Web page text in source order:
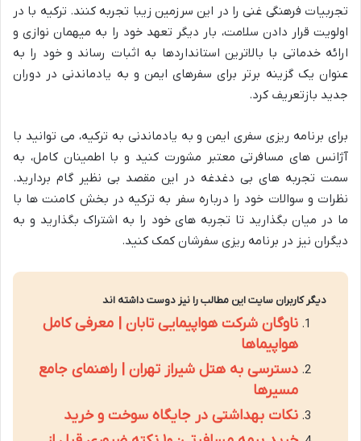
تجربیات فرهنگی غنی را در این سرزمین زیبا تجربه کنند. ترکیه با در
اولویت قرار دادن سلامت، بار دیگر تعهد خود را به میهمان نوازی و
ارائه خدماتی با بالاترین استانداردها به اثبات رساند و خود را به
عنوان یک گزینه برتر برای سفرهای ایمن و به یادماندنی در دوران
جدید بازتعریف کرد.
برای برنامه ریزی سفری ایمن و به یادماندنی به ترکیه، می توانید با
آژانس های مسافرتی معتبر مشورت کنید و با اطمینان کامل، به
سمت تجربه های بی دغدغه در این مقصد بی نظیر گام بردارید.
نظرات و سوالات خود را درباره سفر به ترکیه در بخش کامنت ها با
ما در میان بگذارید تا تجربه های خود را به اشتراک بگذارید و به
دیگران نیز در برنامه ریزی سفرشان کمک کنید.
دیگر کاربران سایت این مطالب را نیز دوست داشته اند
ناوگان شرکت هواپیمایی تابان | معرفی کامل
هواپیماها
دسترسی به هتل شیراز تهران | راهنمای جامع
مسیرها
نکات بهداشتی در جایگاه سوخت و خرید